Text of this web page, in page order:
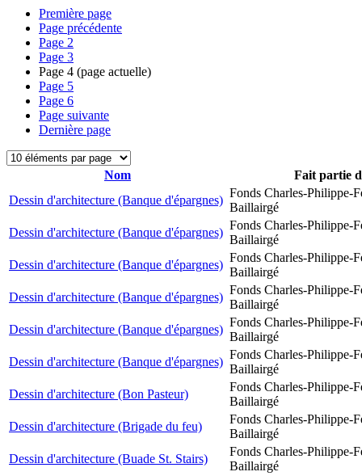
Première page
Page précédente
Page 2
Page 3
Page 4 (page actuelle)
Page 5
Page 6
Page suivante
Dernière page
Nom
Fait partie
Dessin d'architecture (Banque d'épargnes)
Fonds Charles-Philippe-
Baillairgé
Dessin d'architecture (Banque d'épargnes)
Fonds Charles-Philippe-
Baillairgé
Dessin d'architecture (Banque d'épargnes)
Fonds Charles-Philippe-
Baillairgé
Dessin d'architecture (Banque d'épargnes)
Fonds Charles-Philippe-
Baillairgé
Dessin d'architecture (Banque d'épargnes)
Fonds Charles-Philippe-
Baillairgé
Dessin d'architecture (Banque d'épargnes)
Fonds Charles-Philippe-
Baillairgé
Dessin d'architecture (Bon Pasteur)
Fonds Charles-Philippe-
Baillairgé
Dessin d'architecture (Brigade du feu)
Fonds Charles-Philippe-
Baillairgé
Dessin d'architecture (Buade St. Stairs)
Fonds Charles-Philippe-
Baillairgé